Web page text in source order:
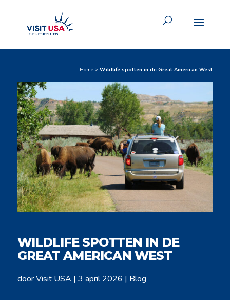
Home >Wildlife spotten in de Great American West
WILDLIFE SPOTTEN IN DE
GREAT AMERICAN WEST
doorVisit USA | 3 april 2026 | Blog